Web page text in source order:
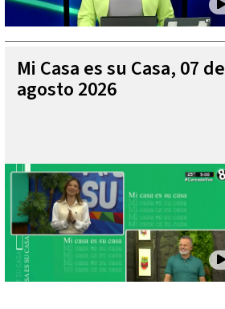
Mi Casa es su Casa, 07 de
agosto 2026